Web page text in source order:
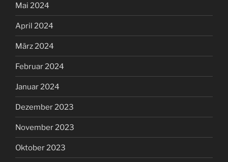
Mai 2024
April 2024
März 2024
Februar 2024
Januar 2024
Dezember 2023
November 2023
Oktober 2023